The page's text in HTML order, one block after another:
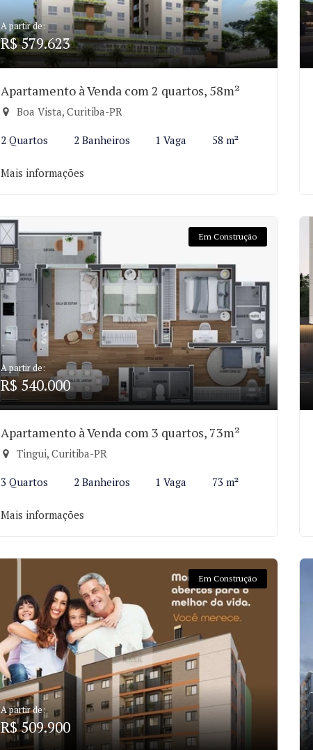
A partir de:
R$ 579.623
Apartamento à Venda com 2 quartos, 58m²
Boa Vista, Curitiba-PR
2 Quartos 2 Banheiros 1 Vaga 58 m²
Mais informações
Em Construção
A partir de:
R$ 540.000
Apartamento à Venda com 3 quartos, 73m²
Tingui, Curitiba-PR
3 Quartos 2 Banheiros 1 Vaga 73 m²
Mais informações
Em Construção
A partir de:
R$ 509.900